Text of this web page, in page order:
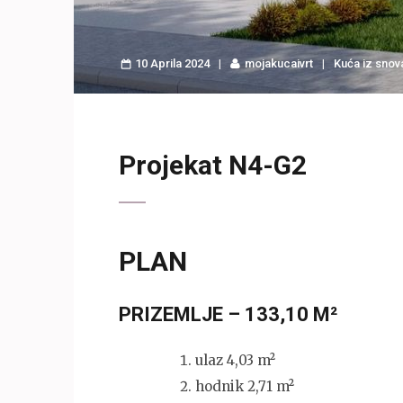
10 Aprila 2024 mojakucaivrt Kuća iz
Projekat N4-G2
PLAN
PRIZEMLJE – 133,10 M²
ulaz 4,03 m²
hodnik 2,71 m²